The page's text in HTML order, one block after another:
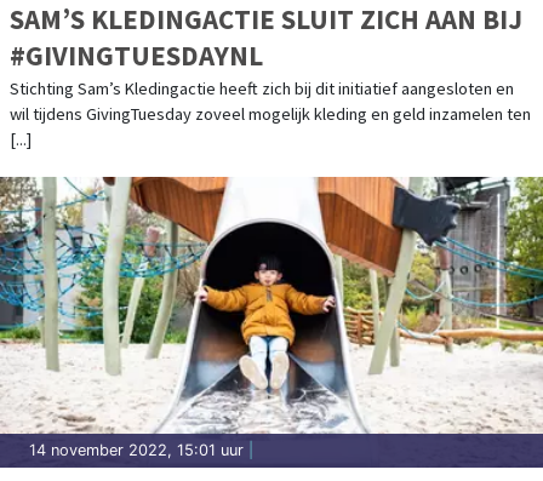
SAM’S KLEDINGACTIE SLUIT ZICH AAN BIJ
#GIVINGTUESDAYNL
Stichting Sam’s Kledingactie heeft zich bij dit initiatief aangesloten en
wil tijdens GivingTuesday zoveel mogelijk kleding en geld inzamelen ten
[...]
14 november 2022, 15:01 uur